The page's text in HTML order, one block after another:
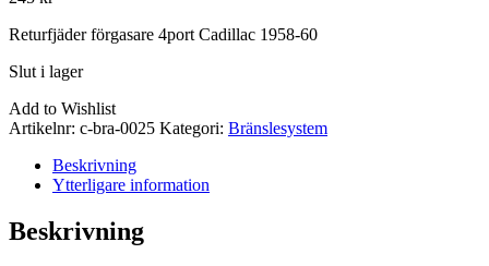
Returfjäder förgasare 4port Cadillac 1958-60
Slut i lager
Add to Wishlist
Artikelnr: c-bra-0025 Kategori: Bränslesystem
Beskrivning
Ytterligare information
Beskrivning